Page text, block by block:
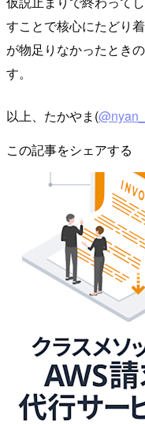
すことで核心にたどり
が物足りなかったとき
す。
以上、たかやま(
この記事をシェアする